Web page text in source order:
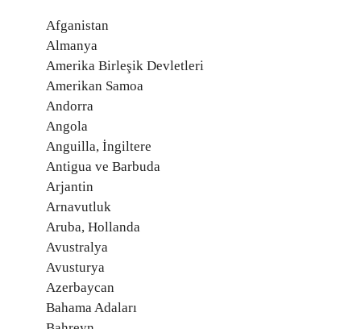
Afganistan
Almanya
Amerika Birleşik Devletleri
Amerikan Samoa
Andorra
Angola
Anguilla, İngiltere
Antigua ve Barbuda
Arjantin
Arnavutluk
Aruba, Hollanda
Avustralya
Avusturya
Azerbaycan
Bahama Adaları